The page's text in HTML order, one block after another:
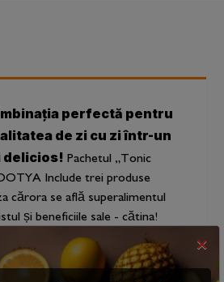
perfectă pentru
de zi cu zi într-un
delicios! Pachetul „Tonic
Include trei produse
cărora se află superalimentul
și beneficiile sale - cătina!
cu ghimbir” 330 ml
×